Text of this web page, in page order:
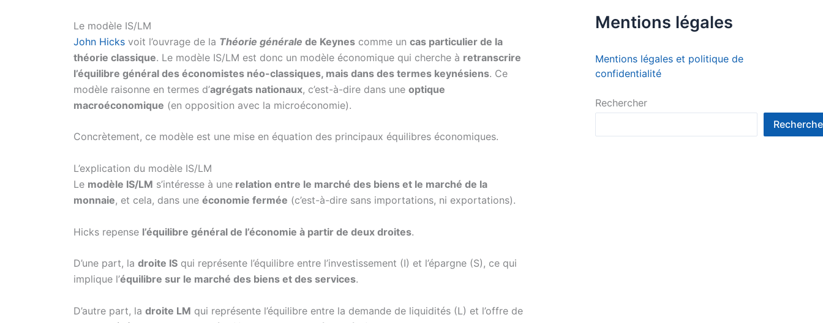
Le modèle IS/LM
John Hicks voit l’ouvrage de la Théorie générale de Keynes comme un cas particulier de la
théorie classique. Le modèle IS/LM est donc un modèle économique qui cherche à retranscrire
l’équilibre général des économistes néo-classiques, mais dans des termes keynésiens. Ce
modèle raisonne en termes d’agrégats nationaux, c’est-à-dire dans une optique
macroéconomique (en opposition avec la microéconomie).
Concrètement, ce modèle est une mise en équation des principaux équilibres économiques.
L’explication du modèle IS/LM
Le modèle IS/LM s’intéresse à une relation entre le marché des biens et le marché de la
monnaie, et cela, dans une économie fermée (c’est-à-dire sans importations, ni exportations).
Hicks repense l’équilibre général de l’économie à partir de deux droites.
D’une part, la droite IS qui représente l’équilibre entre l’investissement (I) et l’épargne (S), ce qui
implique l’équilibre sur le marché des biens et des services.
D’autre part, la droite LM qui représente l’équilibre entre la demande de liquidités (L) et l’offre de
Mentions légales
Mentions légales et politique de
confidentialité
Rechercher